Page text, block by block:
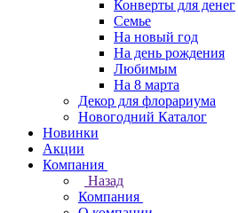
Конверты для денег
Семье
На новый год
На день рождения
Любимым
На 8 марта
Декор для флорариума
Новогодний Каталог
Новинки
Акции
Компания
Назад
Компания